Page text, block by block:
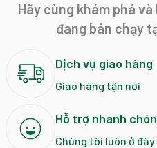
Hãy cùng khám phá
đang bán chạy
Dịch vụ giao hàng
Giao hàng tận nơi
Hỗ trợ nhanh
Chúng tôi luôn ở đây